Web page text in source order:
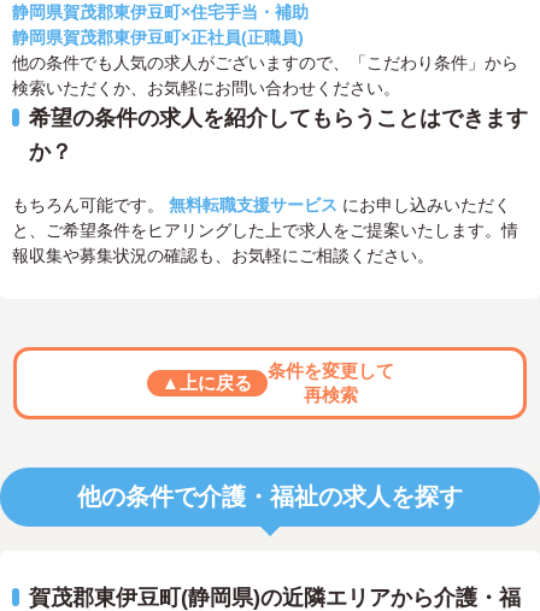
静岡県賀茂郡東伊豆町×住宅手当・補助
静岡県賀茂郡東伊豆町×正社員(正職員)
他の条件でも人気の求人がございますので、「こだわり条件」から
検索いただくか、お気軽にお問い合わせください。
希望の条件の求人を紹介してもらうことはできます
か？
もちろん可能です。 無料転職支援サービス にお申し込みいただく
と、ご希望条件をヒアリングした上で求人をご提案いたします。情
報収集や募集状況の確認も、お気軽にご相談ください。
▲上に戻る
条件を変更して
再検索
他の条件で介護・福祉の求人を探す
賀茂郡東伊豆町(静岡県)の近隣エリアから介護・福